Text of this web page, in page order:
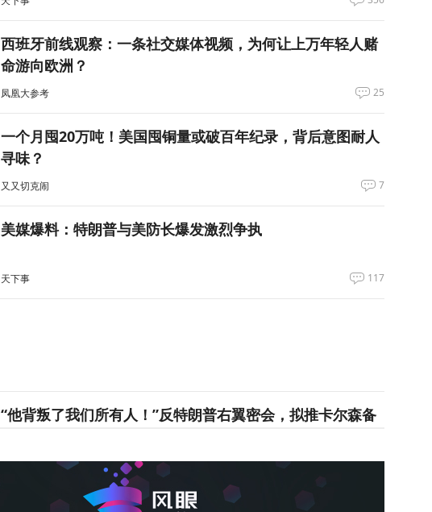
西班牙前线观察：一条社交媒体视频，为何让上万年轻人赌
命游向欧洲？
凤凰大参考 25
一个月囤20万吨！美国囤铜量或破百年纪录，背后意图耐人
寻味？
又又切克闹 7
美媒爆料：特朗普与美防长爆发激烈争执
天下事 117
“他背叛了我们所有人！”反特朗普右翼密会，拟推卡尔森备
天下事 34
风声丨“冯院长看上你了”，背后有大问题